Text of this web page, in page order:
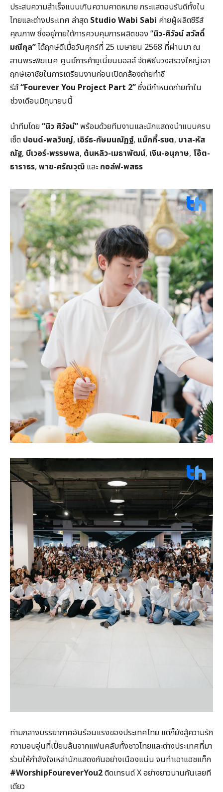
ประสบความสำเร็จแบบเกินความคาดหมาย กระแสตอบรับดีทั้งใน
ไทยและต่างประเทศ ล่าสุด Studio Wabi Sabi ค่ายผู้ผลิตซีรีส์
คุณภาพ ซึ่งอยู่ภายใต้การควบคุมการผลิตของ “นิว-ศิวัจน์ สวัสดิ์
มณีกุล”ได้ฤกษ์ดีเมื่อวันศุกร์ที่ 25 เมษายน 2568 ที่ผ่านมา ณ
ลานพระพิฆเนศ ศูนย์การค้ายูเนี่ยนมอลล์ จัดพิธีบวงสรวงใหญ่เอา
ฤกษ์เอาชัยในการเตรียมงานก่อนเปิดกล้องถ่ายทำซี
รีส์“Fourever You Project Part 2”ซึ่งมีกำหนดถ่ายทำใน
ช่วงเดือนมิถุนายนนี้
นำทีมโดย“นิว ศิวัจน์”พร้อมด้วยทีมงานและนักแสดงนำแบบครบ
เซ็ต ปอนด์-พลวิชญ์, เอิร์ธ-กัษมนณัฏฐ์, แม็กกี้-รชต, บาส-หัส
ณัฐ, บีเวอร์-พรรษพล, ต้นหลิว-เมธาพัฒน์, เงิน-อนุภาษ, โอ๊ต-
ธาราธร, พาย-ศรัณวุฒิ และกอล์ฟ-พสธร
ท่ามกลางบรรยากาศอันร้อนแรงของประเทศไทย แต่ก็ยังสู้ความรัก
ความอบอุ่นที่เปี่ยมล้นจากแฟนคลับทั้งชาวไทยและต่างประเทศที่มา
ร่วมให้กำลังใจเหล่านักแสดงกันอย่างเนืองแน่น จนทำเอาแฮชแท็ก
#WorshipFoureverYou2ติดเทรนด์ X อย่างยาวนานกันเลยที
เดียว